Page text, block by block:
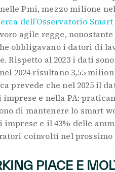
Pmi, mezzo milione
dell’Osservatorio
agile regge,
obbligavano i datori di
Rispetto al 2023 i dati
2024 risultano 3,55
prevede che nel 2025 il
e nella PA:
di mantenere lo smart
imprese e il 43% delle
coinvolti nel prossimo
PIACE E